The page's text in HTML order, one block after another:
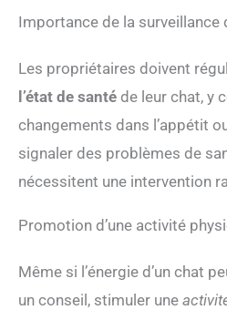
Importance de la surveillance
Les propriétaires doivent
l’état de santé de leur chat, y
changements dans l’appétit
signaler des problèmes de
nécessitent une intervention
Promotion d’une activité
Même si l’énergie d’un chat
un conseil, stimuler une